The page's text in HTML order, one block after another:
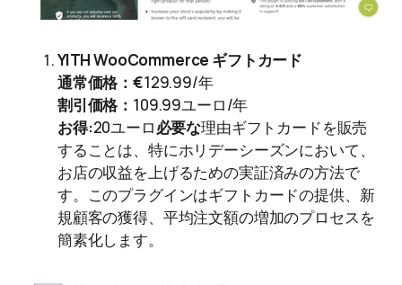
YITH WooCommerce ギフトカード
通常価格：€129.99/年
割引価格： 109.99ユーロ/年
お得:20ユーロ必要な理由ギフトカードを販売
することは、特にホリデーシーズンにおいて、
お店の収益を上げるための実証済みの方法で
す。このプラグインはギフトカードの提供、新
規顧客の獲得、平均注文額の増加のプロセスを
簡素化します。